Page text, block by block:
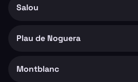
Salou
Plau de Noguera
Montblanc